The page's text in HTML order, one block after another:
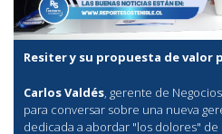
Resiter y su propuesta de valor
Carlos Valdés, gerente de
para conversar sobre una nueva
dedicada a abordar "los dolores" de